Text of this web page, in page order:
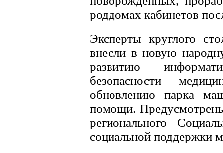
роддомах кабинетов
Эксперты круглого
внесли в новую
развитию
безопасности
обновлению парка
помощи. Предусмотрены
регионального
социальной поддержки